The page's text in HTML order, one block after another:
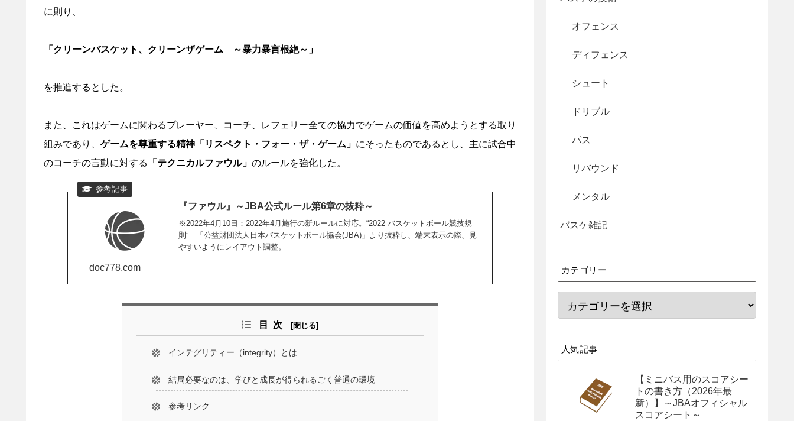
に則り、
「クリーンバスケット、クリーンザゲーム ～暴力暴言根絶～」
を推進するとした。
また、これはゲームに関わるプレーヤー、コーチ、レフェリー全ての協⼒でゲームの価値を⾼めようとする取り
組みであり、 ゲームを尊重する精神「リスペクト・フォー・ザ・ゲーム」 にそったものであるとし、主に試合中
のコーチの言動に対する
「テクニカルファウル」 のルールを強化した。
『ファウル』～JBA公式ルール第6章の抜粋～
※2022年4月10日：2022年4月施行の新ルールに対応。“2022 バスケットボール競技規
則” 「公益財団法人日本バスケットボール協会(JBA)」より抜粋し、端末表示の際、見
やすいようにレイアウト調整。
doc778.com
目次
インテグリティー（integrity）とは
結局必要なのは、学びと成長が得られるごく普通の環境
参考リンク
オフェンス
ディフェンス
シュート
ドリブル
パス
リバウンド
メンタル
バスケ雑記
カテゴリー
人気記事
【ミニバス用のスコアシー
トの書き方（2026年最
新）】～JBAオフィシャル
スコアシート～